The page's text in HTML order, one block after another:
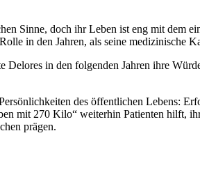
Sinne, doch ihr Leben ist eng mit dem
in den Jahren, als seine medizinische
in den folgenden Jahren ihre
des öffentlichen Lebens:
mit 270 Kilo“ weiterhin Patienten hilft,
prägen.